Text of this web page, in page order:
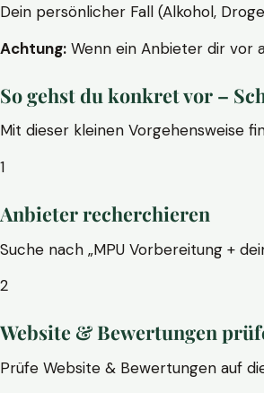
Dein persönlicher Fall (Alkohol,
Achtung: Wenn ein Anbieter dir vor
So gehst du konkret vor –
Mit dieser kleinen Vorgehensweise
1
Anbieter recherchieren
Suche nach „MPU Vorbereitung +
2
Website & Bewertungen
Prüfe Website & Bewertungen auf